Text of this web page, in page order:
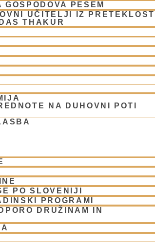
GOSPODOVA PESEM
UČITELJI IZ PRETEKLOSTI
THAKUR
NA DUHOVNI POTI
PO SLOVENIJI
PROGRAMI
DRUŽINAM IN